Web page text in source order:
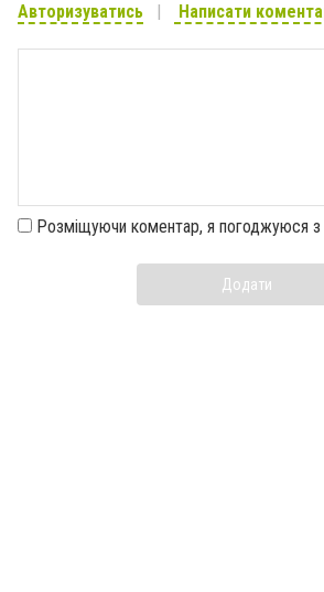
Авторизуватись Написати
Розміщуючи коментар, я погоджуюся з
Додати